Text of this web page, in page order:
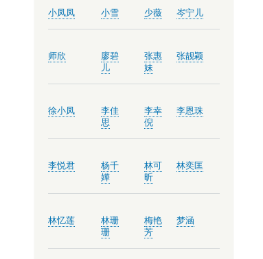
小凤凤 小雪 少薇 岑宁儿
师欣
廖碧
儿
张惠
妹
张靓颖
徐小凤
李佳
思
李幸
倪
李恩珠
李悦君
杨千
嬅
林可
昕
林奕匡
林忆莲
林珊
珊
梅艳
芳
梦涵